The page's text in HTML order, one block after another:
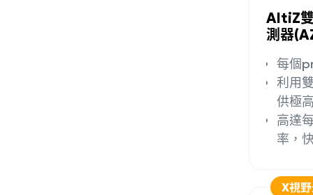
AltiZ
測器
每個
利用
供極
高達
率，
X視